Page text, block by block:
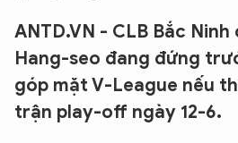
ANTD.VN - CLB Bắc
Hang-seo đang đứng
góp mặt V-League nếu
trận play-off ngày 12-6.